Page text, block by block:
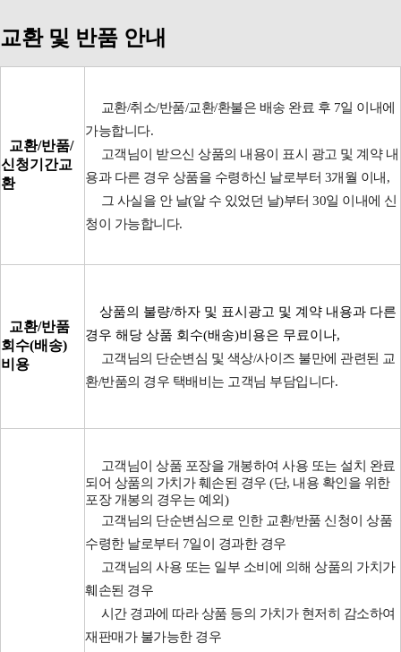
교환 및 반품 안내
교환/반품/
신청기간교
환
교환/취소/반품/교환/환불은 배송 완료 후 7일 이내에
가능합니다.
고객님이 받으신 상품의 내용이 표시 광고 및 계약 내
용과 다른 경우 상품을 수령하신 날로부터 3개월 이내,
그 사실을 안 날(알 수 있었던 날)부터 30일 이내에 신
청이 가능합니다.
교환/반품
회수(배송)
비용
상품의 불량/하자 및 표시광고 및 계약 내용과 다른
경우 해당 상품 회수(배송)비용은 무료이나,
고객님의 단순변심 및 색상/사이즈 불만에 관련된 교
환/반품의 경우 택배비는 고객님 부담입니다.
고객님이 상품 포장을 개봉하여 사용 또는 설치 완료
되어 상품의 가치가 훼손된 경우 (단, 내용 확인을 위한
포장 개봉의 경우는 예외)
고객님의 단순변심으로 인한 교환/반품 신청이 상품
수령한 날로부터 7일이 경과한 경우
고객님의 사용 또는 일부 소비에 의해 상품의 가치가
훼손된 경우
시간 경과에 따라 상품 등의 가치가 현저히 감소하여
재판매가 불가능한 경우